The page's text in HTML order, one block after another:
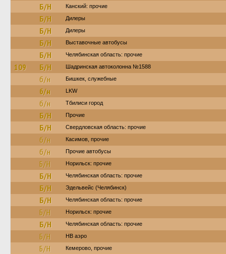
Б/Н Канский: прочие
Б/Н Дилеры
Б/Н Дилеры
Б/Н Выставочные автобусы
Б/Н Челябинская область: прочие
109 Б/Н Шадринская автоколонна №1588
б/н Бишкек, служебные
б/н LKW
б/н Тбилиси город
Б/Н Прочие
Б/Н Свердловская область: прочие
б/н Касимов, прочие
б/н Прочие автобусы
Б/Н Норильск: прочие
Б/Н Челябинская область: прочие
Б/Н Эдельвейс (Челябинск)
Б/Н Челябинская область: прочие
Б/Н Норильск: прочие
Б/Н Челябинская область: прочие
Б/Н НВ аэро
Б/Н Кемерово, прочие